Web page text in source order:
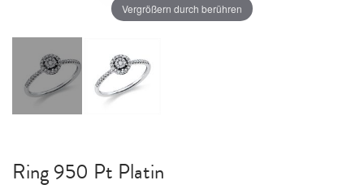
Vergrößern durch berühren
Ring 950 Pt Platin